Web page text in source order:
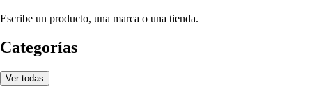
Escribe un producto, una marca o una tienda.
Categorías
Ver todas